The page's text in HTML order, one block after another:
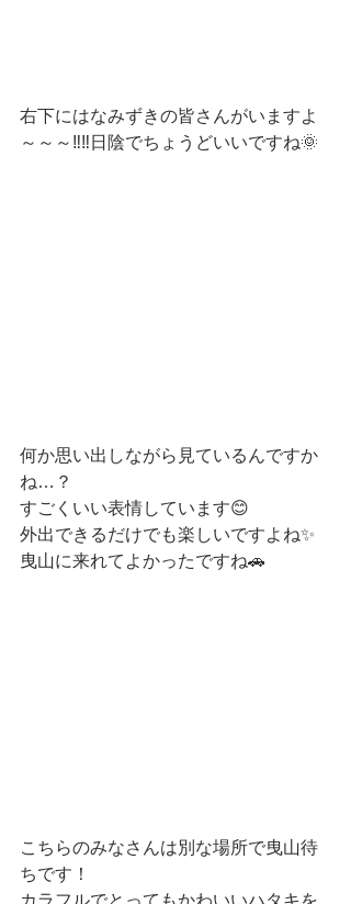
右下にはなみずきの皆さんがいますよ
～～～‼‼日陰でちょうどいいですね🌞
何か思い出しながら見ているんですか
ね…？
すごくいい表情しています😊
外出できるだけでも楽しいですよね✨
曳山に来れてよかったですね🚗
こちらのみなさんは別な場所で曳山待
ちです！
カラフルでとってもかわいいハタキを